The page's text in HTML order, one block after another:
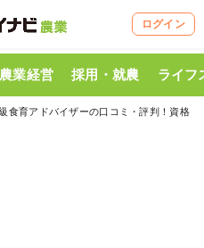
ログイン
農業経営 採用・就農 ライフ
食育アドバイザーの口コミ・評判！資格